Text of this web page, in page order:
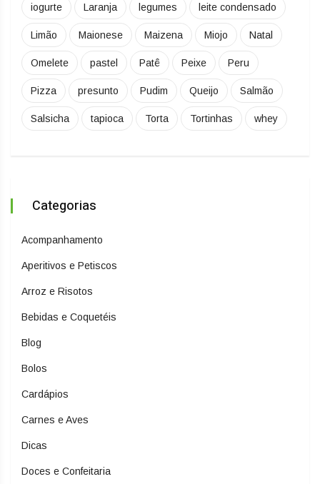
iogurte Laranja legumes leite condensado
Limão Maionese Maizena Miojo Natal
Omelete pastel Patê Peixe Peru
Pizza presunto Pudim Queijo Salmão
Salsicha tapioca Torta Tortinhas whey
Categorias
Acompanhamento
Aperitivos e Petiscos
Arroz e Risotos
Bebidas e Coquetéis
Blog
Bolos
Cardápios
Carnes e Aves
Dicas
Doces e Confeitaria